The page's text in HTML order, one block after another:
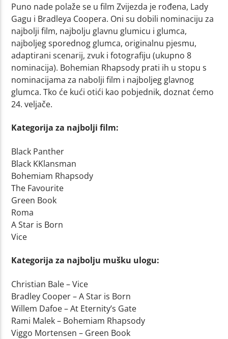
Puno nade polaže se u film Zvijezda je rođena, Lady
Gagu i Bradleya Coopera. Oni su dobili nominaciju za
najbolji film, najbolju glavnu glumicu i glumca,
najboljeg sporednog glumca, originalnu pjesmu,
adaptirani scenarij, zvuk i fotografiju (ukupno 8
nominacija). Bohemian Rhapsody prati ih u stopu s
nominacijama za nabolji film i najboljeg glavnog
glumca. Tko će kući otići kao pobjednik, doznat ćemo
24. veljače.
Kategorija za najbolji film:
Black Panther
Black KKlansman
Bohemiam Rhapsody
The Favourite
Green Book
Roma
A Star is Born
Vice
Kategorija za najbolju mušku ulogu:
Christian Bale – Vice
Bradley Cooper – A Star is Born
Willem Dafoe – At Eternity’s Gate
Rami Malek – Bohemiam Rhapsody
Viggo Mortensen – Green Book